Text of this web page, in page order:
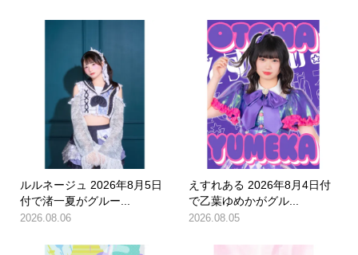
ルルネージュ 2026年8月5日
付で渚一夏がグルー...
2026.08.06
えすれある 2026年8月4日付
で乙葉ゆめかがグル...
2026.08.05